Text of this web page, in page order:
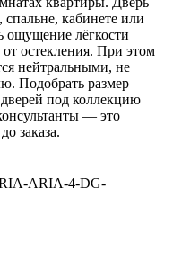
кабинете или
ощущение лёгкости
от остекления. При этом
нейтральными, не
Подобрать размер
под коллекцию
— это
заказа.
ARIA-4-DG-